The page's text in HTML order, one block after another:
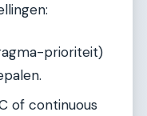
prioriteit)
of continuous